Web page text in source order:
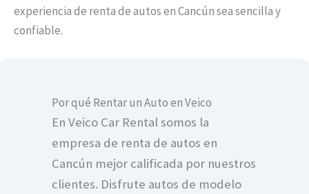
experiencia de renta de autos en Cancún sea sencilla y
confiable.
Por qué Rentar un Auto en Veico
En Veico Car Rental somos la
empresa de renta de autos en
Cancún mejor calificada por nuestros
clientes. Disfrute autos de modelo